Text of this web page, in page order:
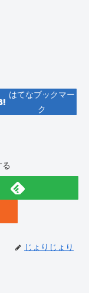
はてなブックマー
ク
じょりじょり